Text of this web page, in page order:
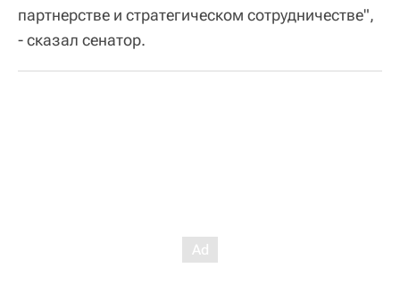
партнерстве и стратегическом сотрудничестве",
- сказал сенатор.